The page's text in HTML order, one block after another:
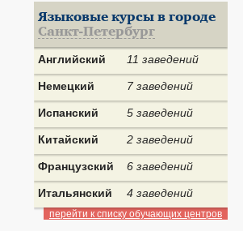
Языковые курсы в городе
Санкт-Петербург
Английский 11 заведений
Немецкий 7 заведений
Испанский 5 заведений
Китайский 2 заведений
Французский 6 заведений
Итальянский 4 заведений
перейти к списку обучающих центров